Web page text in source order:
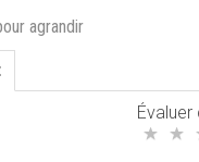
agrandir